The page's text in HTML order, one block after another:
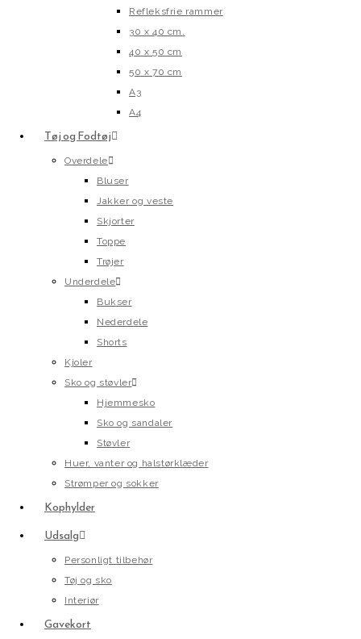
Refleksfrie rammer
30 x 40 cm.
40 x 50 cm
50 x 70 cm
A3
A4
Tøj og Fodtøj
Overdele
Bluser
Jakker og veste
Skjorter
Toppe
Trøjer
Underdele
Bukser
Nederdele
Shorts
Kjoler
Sko og støvler
Hjemmesko
Sko og sandaler
Støvler
Huer, vanter og halstørklæder
Strømper og sokker
Kophylder
Udsalg
Personligt tilbehør
Tøj og sko
Interiør
Gavekort